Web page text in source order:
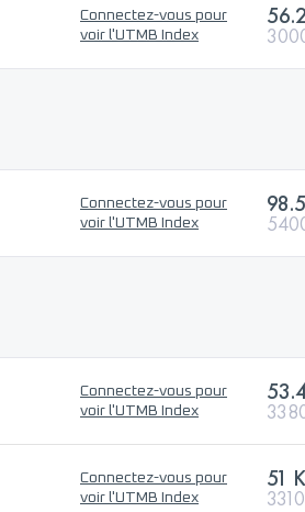
Connectez-vous pour
voir l'UTMB Index
Connectez-vous pour
voir l'UTMB Index
Connectez-vous pour
voir l'UTMB Index
Connectez-vous pour
voir l'UTMB Index
51